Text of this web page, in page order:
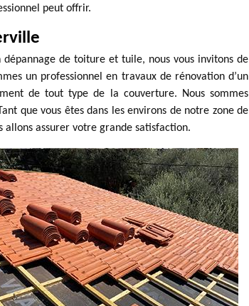
peut offrir.
de toiture et tuile, nous vous invitons de
un professionnel en travaux de rénovation d’un
de tout type de la couverture. Nous sommes
que vous êtes dans les environs de notre zone de
assurer votre grande satisfaction.